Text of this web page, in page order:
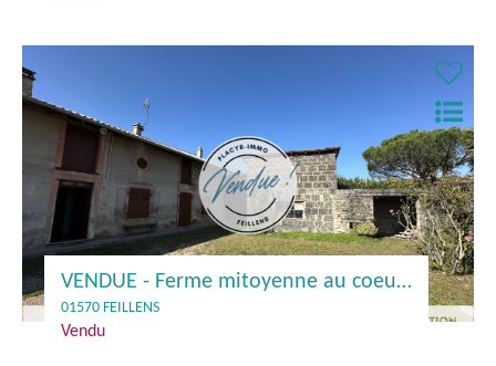
VENDUE - Ferme mitoyenne au coeur de Feillens
01570 FEILLENS
Vendu